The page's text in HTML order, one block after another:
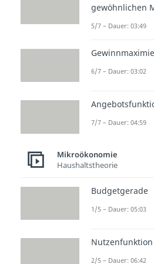
gewöhnlichen
5/7 – Dauer: 03:49
6/7 – Dauer: 03:02
7/7 – Dauer: 04:59
Mikroökonomie
Haushaltstheorie
Budgetgerade
1/5 – Dauer: 05:03
2/5 – Dauer: 06:42